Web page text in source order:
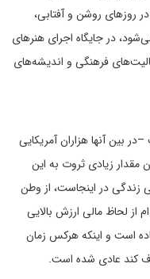
روزهای روشن و آفتابی،
در جایگاه اجرای هنرهای
فرهنگی و اندیشه‌های
بین آنها هزاران آمریکایی
مقدار زیادی ثروت به این
زندگی در اینجاست، از وطن
از لحاظ مالی ارزش بالایی
است و اینکه هرکس زمان
کند عادی شده است.